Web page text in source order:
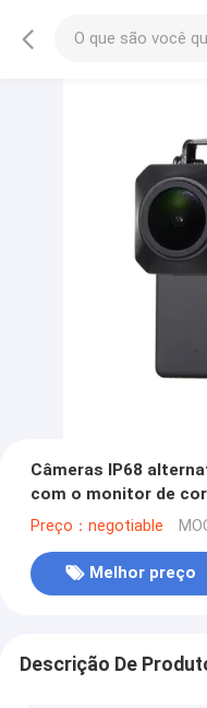
Câmeras IP68
com o monitor de
Preço：negotiable
Melhor preço
Descrição De